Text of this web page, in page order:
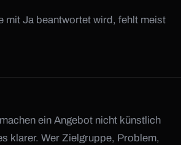
mit Ja beantwortet wird, fehlt meist
ein Angebot nicht künstlich
klarer. Wer Zielgruppe, Problem,